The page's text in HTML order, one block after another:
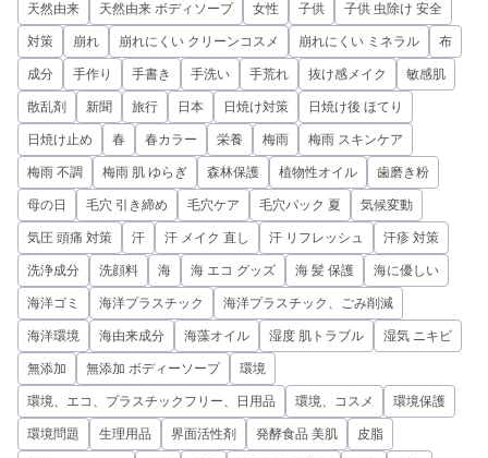
天然由来 天然由来 ボディソープ 女性 子供 子供 虫除け 安全
対策 崩れ 崩れにくい クリーンコスメ 崩れにくい ミネラル 布
成分 手作り 手書き 手洗い 手荒れ 抜け感メイク 敏感肌
散乱剤 新聞 旅行 日本 日焼け対策 日焼け後 ほてり
日焼け止め 春 春カラー 栄養 梅雨 梅雨 スキンケア
梅雨 不調 梅雨 肌 ゆらぎ 森林保護 植物性オイル 歯磨き粉
母の日 毛穴 引き締め 毛穴ケア 毛穴パック 夏 気候変動
気圧 頭痛 対策 汗 汗 メイク 直し 汗 リフレッシュ 汗疹 対策
洗浄成分 洗顔料 海 海 エコ グッズ 海 髪 保護 海に優しい
海洋ゴミ 海洋プラスチック 海洋プラスチック、ごみ削減
海洋環境 海由来成分 海藻オイル 湿度 肌トラブル 湿気 ニキビ
無添加 無添加 ボディーソープ 環境
環境、エコ、プラスチックフリー、日用品 環境、コスメ 環境保護
環境問題 生理用品 界面活性剤 発酵食品 美肌 皮脂